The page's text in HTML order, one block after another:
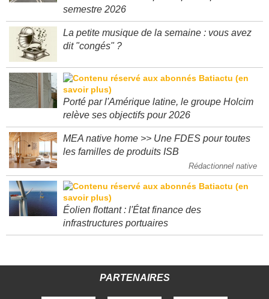
"Très bons résultats" pour Spie au premier
La petite musique de la semaine : vous avez
Porté par l'Amérique latine, le groupe Holcim
MEA native home >> Une FDES pour toutes
Rédactionnel native
Éolien flottant : l'État finance des